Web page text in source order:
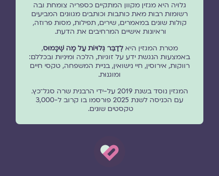
גלויה היא מגזין מקוון המתקיים כספריה צומחת ובה
רשומות רבות מאת כותבות וכותבים מגוונים המביעים
קולות שונים במאמרים, שירים, תפילות, מסות פרוזה,
וראיונות אישיים המרחיבים את הדעת.
מטרת המגזין היאלְדַבֵּר גְּלוּיוֹת עַל מָה שֶׁכָּמוּס,
באמצעות הנגשת ידע על זוגיות, הלכה ומיניות ובכללם:
רווקות, אירוסין, חיי נישואין, בניית המשפחה, טקסי חיים
ומוגנוּת.
המגזין נוסד בשנת 2019 על-ידי הרבנית שרה סגל־כץ.
עם הכניסה לשנת 2025 פורסמו בו קרוב ל-3,000
טקסטים שונים.